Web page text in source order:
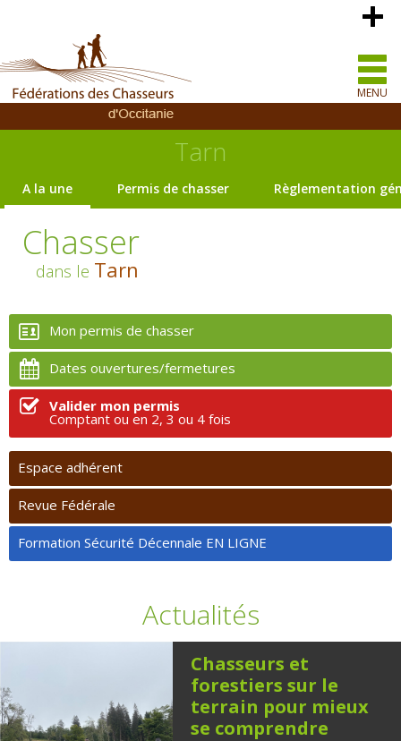
MENU
Tarn
A la une Permis de chasser Règlementation
Chasser
dans le Tarn
Mon permis de chasser
Dates ouvertures/fermetures
Valider mon permis
Comptant ou en 2, 3 ou 4 fois
Espace adhérent
Revue Fédérale
Formation Sécurité Décennale EN LIGNE
Actualités
Chasseurs et
forestiers sur le
terrain pour mieux
se comprendre